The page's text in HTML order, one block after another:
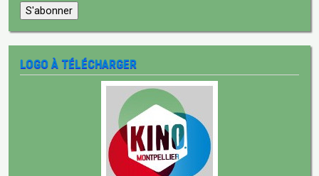
LOGO À TÉLÉCHARGER